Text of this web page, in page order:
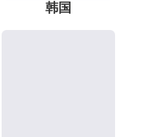
韩国